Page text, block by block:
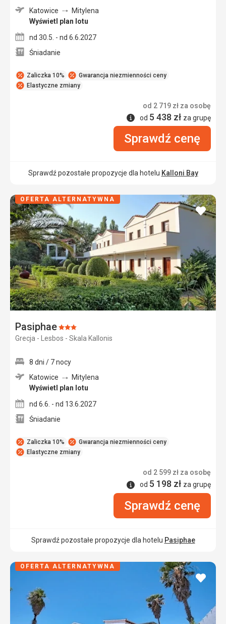
Zaliczka 10%
Gwarancja niezmienności ceny
Elastyczne zmiany
Katowice
Mitylena
Wyświetl plan lotu
nd 30.5. - nd 6.6.2027
Śniadanie
od 2 719 zł za osobę
Informacje
od 5 438 zł za grupę
Sprawdź cenę
Sprawdź pozostałe propozycje dla hotelu Kalloni Bay
PasiphaeOcena:
3/5
Grecja - Lesbos - Skala Kallonis
dodaj
do
Zaliczka 10%
Gwarancja niezmienności ceny
Elastyczne zmiany
8 dni / 7 nocy
Katowice
Mitylena
Wyświetl plan lotu
nd 6.6. - nd 13.6.2027
Śniadanie
od 2 599 zł za osobę
Informacje
od 5 198 zł za grupę
Sprawdź cenę
Sprawdź pozostałe propozycje dla hotelu Pasiphae
OFERTA ALTERNATYWNA
dodaj
OFERTA ALTERNATYWNA